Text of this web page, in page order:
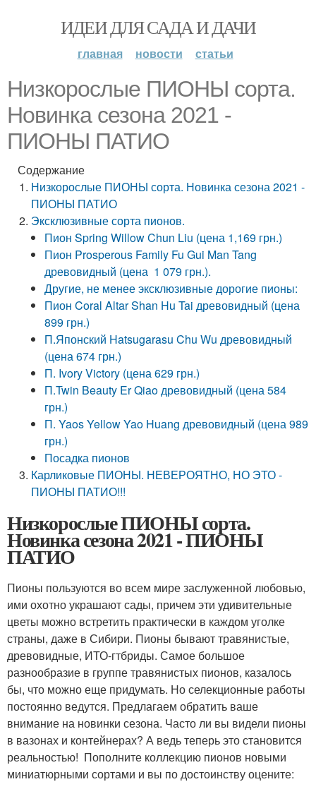
ИДЕИ ДЛЯ САДА И ДАЧИ
главная новости статьи
Низкорослые ПИОНЫ сорта.
Новинка сезона 2021 -
ПИОНЫ ПАТИО
Содержание
Низкорослые ПИОНЫ сорта. Новинка сезона 2021 -
ПИОНЫ ПАТИО
Эксклюзивные сорта пионов.
Пион Spring Willow Chun Liu (цена 1,169 грн.)
Пион Prosperous Family Fu Gui Man Tang
древовидный (цена 1 079 грн.).
Другие, не менее эксклюзивные дорогие пионы:
Пион Coral Altar Shan Hu Tai древовидный (цена
899 грн.)
П.Японский Hatsugarasu Chu Wu древовидный
(цена 674 грн.)
П. Ivory Victory (цена 629 грн.)
П.Twin Beauty Er Qiao древовидный (цена 584
грн.)
П. Yaos Yellow Yao Huang древовидный (цена 989
грн.)
Посадка пионов
Карликовые ПИОНЫ. НЕВЕРОЯТНО, НО ЭТО -
ПИОНЫ ПАТИО!!!
Низкорослые ПИОНЫ сорта.
Новинка сезона 2021 - ПИОНЫ
ПАТИО
Пионы пользуются во всем мире заслуженной любовью,
ими охотно украшают сады, причем эти удивительные
цветы можно встретить практически в каждом уголке
страны, даже в Сибири. Пионы бывают травянистые,
древовидные, ИТО-гтбриды. Самое большое
разнообразие в группе травянистых пионов, казалось
бы, что можно еще придумать. Но селекционные работы
постоянно ведутся. Предлагаем обратить ваше
внимание на новинки сезона. Часто ли вы видели пионы
в вазонах и контейнерах? А ведь теперь это становится
реальностью! Пополните коллекцию пионов новыми
миниатюрными сортами и вы по достоинству оцените: